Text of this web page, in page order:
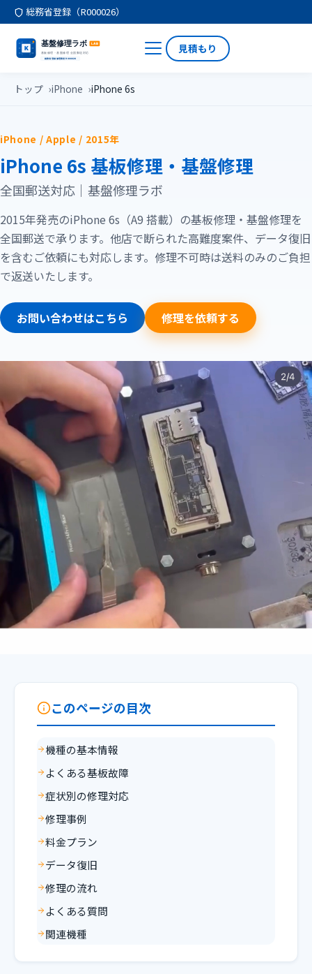
総務省登録（R000026）
見積もり
トップ iPhone iPhone 6s
iPhone / Apple / 2015年
iPhone 6s 基板修理・基盤修理
全国郵送対応｜基盤修理ラボ
2015年発売のiPhone 6s（A9 搭載）の基板修理・基盤修理を
全国郵送で承ります。他店で断られた高難度案件、データ復旧
を含むご依頼にも対応します。修理不可時は送料のみのご負担
で返送いたします。
お問い合わせはこちら 修理を依頼する
このページの目次
機種の基本情報
よくある基板故障
症状別の修理対応
修理事例
料金プラン
データ復旧
修理の流れ
よくある質問
関連機種